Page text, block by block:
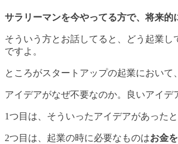
サラリーマンを今やってる方で、将来的
そういう方とお話してると、どう起業し
ですよ。
ところがスタートアップの起業において、
アイデアがなぜ不要なのか。良いアイデ
1つ目は、そういったアイデアがあった
2つ目は、起業の時に必要なものはお金